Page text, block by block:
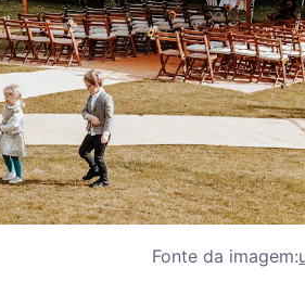
Fonte da imagem: